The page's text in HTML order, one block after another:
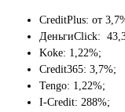
CreditPlus: от
ДеньгиClick:
Koke: 1,22%;
Credit365: 3,7%;
Tengo: 1,22%;
I-Credit: 288%;